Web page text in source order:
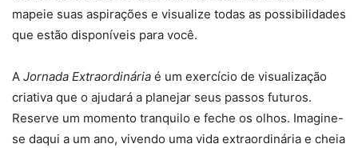
mapeie suas aspirações e visualize todas as possibilidades
que estão disponíveis para você.
A Jornada Extraordinária é um exercício de visualização
criativa que o ajudará a planejar seus passos futuros.
Reserve um momento tranquilo e feche os olhos. Imagine-
se daqui a um ano, vivendo uma vida extraordinária e cheia